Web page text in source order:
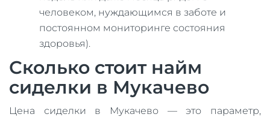
человеком, нуждающимся в заботе и
постоянном мониторинге состояния
здоровья).
Сколько стоит найм
сиделки в Мукачево
Цена сиделки в Мукачево — это параметр,